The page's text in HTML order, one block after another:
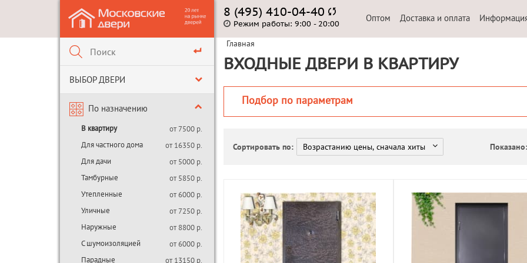
ВЫБОР ДВЕРИ
По назначению
В квартиру
от 7500 р.
Для частного дома
от 16350 р.
Для дачи
от 5000 р.
Тамбурные
от 5850 р.
Утепленные
от 6000 р.
Уличные
от 7250 р.
Наружные
от 8800 р.
С шумоизоляцией
от 6000 р.
Парадные
от 13150 р.
8 (495) 410-04-40
Режим работы: 9:00 - 20:00
Оптом Доставка и оплата
Главная
ВХОДНЫЕ ДВЕРИ В КВАРТИРУ
Подбор по параметрам
Сортировать по: